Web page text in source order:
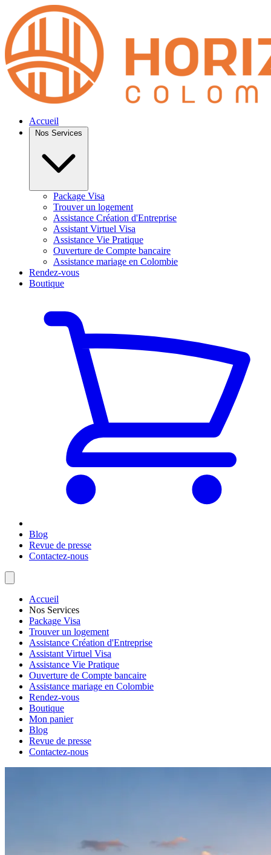
Accueil
Nos Services
Package Visa
Trouver un logement
Assistance Création d'Entreprise
Assistant Virtuel Visa
Assistance Vie Pratique
Ouverture de Compte bancaire
Assistance mariage en Colombie
Rendez-vous
Boutique
Blog
Revue de presse
Contactez-nous
Accueil
Nos Services
Package Visa
Trouver un logement
Assistance Création d'Entreprise
Assistant Virtuel Visa
Assistance Vie Pratique
Ouverture de Compte bancaire
Assistance mariage en Colombie
Rendez-vous
Boutique
Mon panier
Blog
Revue de presse
Contactez-nous